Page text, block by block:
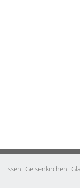
Essen Gelsenkirchen